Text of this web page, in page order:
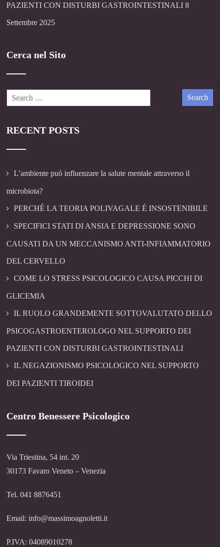
PAZIENTI CON DISTURBI GASTROINTESTINALI 8
Settembre 2025
Cerca nel Sito
RECENT POSTS
L’ambiente può influenzare la salute mentale attraverso il
microbiota?
PERCHÉ LA TEORIA POLIVAGALE É INSOSTENIBILE
SPECIFICI STATI DI ANSIA E DEPRESSIONE SONO
CAUSATI DA UN MECCANISMO ANTI-INFIAMMATORIO
DEL CERVELLO
COME LO STRESS PSICOLOGICO CAUSA PICCHI DI
GLICEMIA
IL RUOLO GRANDEMENTE SOTTOVALUTATO DELLO
PSICOGASTROENTEROLOGO NEL SUPPORTO DEI
PAZIENTI CON DISTURBI GASTROINTESTINALI
IL NEGAZIONISMO PSICOLOGICO NEL SUPPORTO
DEI PAZIENTI TIROIDEI
Centro Benessere Psicologico
Via Triestina, 54 int. 20
30173 Favaro Veneto – Venezia
Tel. 041 8876451
Email: info@massimoagnoletti.it
P.IVA: 04089010278